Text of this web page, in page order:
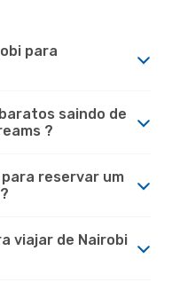
para
saindo de
?
reservar um
viajar de Nairobi